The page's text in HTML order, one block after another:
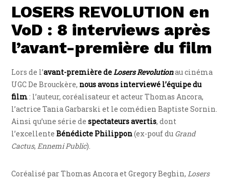
LOSERS REVOLUTION en
VoD : 8 interviews après
l’avant-première du film
Lors de l’avant-première deLosers Revolutionau cinéma
UGC De Brouckère, nous avons interviewé l’équipe du
film: l’auteur, coréalisateur et acteur Thomas Ancora,
l’actrice Tania Garbarski et le comédien Baptiste Sornin.
Ainsi qu’une série despectateurs avertis, dont
l’excellenteBénédicte Philippon(ex-pouf du Grand
Cactus, Ennemi Public).
Coréalisé par Thomas Ancora et Gregory Beghin, Losers